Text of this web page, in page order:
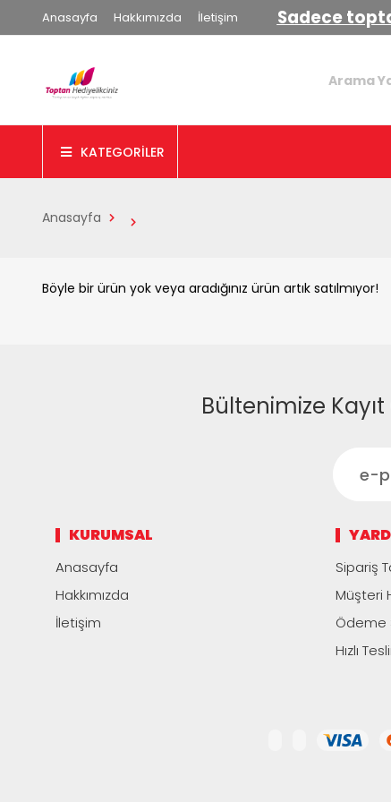
Anasayfa Hakkımızda İletişim Sadece
KATEGORİLER
Anasayfa
Böyle bir ürün yok veya aradığınız ürün artık satılmıyor!
Bültenimize
KURUMSAL
Anasayfa
Hakkımızda
İletişim
Sipariş
Müşteri
Ödeme
Hızlı